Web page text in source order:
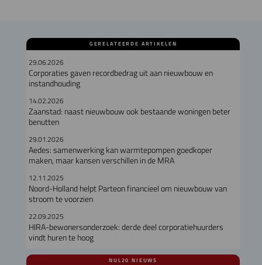
GERELATEERDE ARTIKELEN
29.06.2026
Corporaties gaven recordbedrag uit aan nieuwbouw en
instandhouding
14.02.2026
Zaanstad: naast nieuwbouw ook bestaande woningen beter
benutten
29.01.2026
Aedes: samenwerking kan warmtepompen goedkoper
maken, maar kansen verschillen in de MRA
12.11.2025
Noord-Holland helpt Parteon financieel om nieuwbouw van
stroom te voorzien
22.09.2025
HIRA-bewonersonderzoek: derde deel corporatiehuurders
vindt huren te hoog
NUL20 NIEUWS